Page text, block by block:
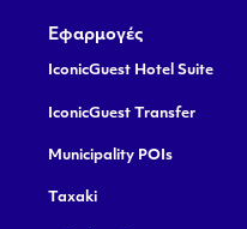
Εφαρμογές
IconicGuest Hotel Suite
IconicGuest Transfer
Municipality POIs
Taxaki